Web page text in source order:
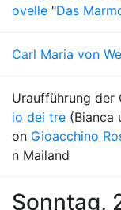
ovelle "Das
Carl Maria von
Uraufführung der
io dei tre (Bianca
on Gioacchino
n Mailand
Sonntag,